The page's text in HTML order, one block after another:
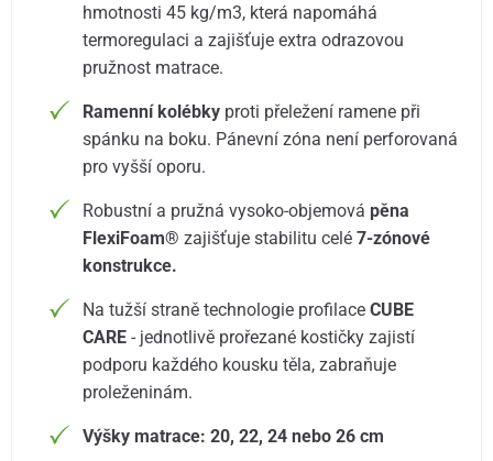
hmotnosti 45 kg/m3, která napomáhá
termoregulaci a zajišťuje extra odrazovou
pružnost matrace.
Ramenní kolébky proti přeležení ramene při
spánku na boku. Pánevní zóna není perforovaná
pro vyšší oporu.
Robustní a pružná vysoko-objemovápěna
FlexiFoam® zajišťuje stabilitu celé7-zónové
konstrukce.
Na tužší straně technologie profilaceCUBE
CARE - jednotlivě prořezané kostičky zajistí
podporu každého kousku těla, zabraňuje
proleženinám.
Výšky matrace: 20, 22, 24 nebo 26 cm